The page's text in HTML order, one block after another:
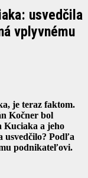
usvedčila
vplyvnému
je teraz faktom.
Kočner bol
Kuciaka a jeho
Podľa
podnikateľovi.